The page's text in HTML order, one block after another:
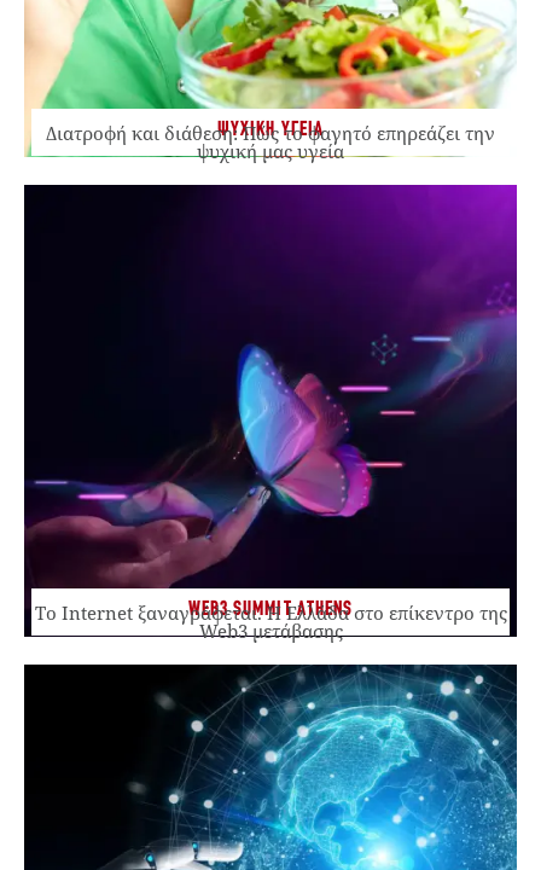
ΨΥΧΙΚΗ ΥΓΕΙΑ
Διατροφή και διάθεση: Πώς το φαγητό επηρεάζει την
ψυχική μας υγεία
WEB3 SUMMIT ATHENS
Το Internet ξαναγράφεται. Η Ελλάδα στο επίκεντρο της
Web3 μετάβασης